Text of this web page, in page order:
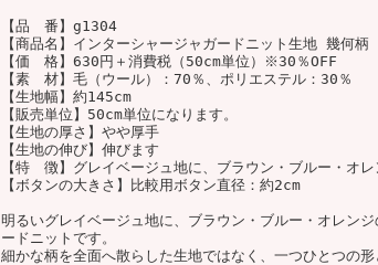
【品 番】g1304
【商品名】インターシャージャガードニット生地 幾何柄
【価 格】630円＋消費税（50cm単位）※30％OFF
【素 材】毛（ウール）：70％、ポリエステル：30％
【生地幅】約145cm
【販売単位】50cm単位になります。
【生地の厚さ】やや厚手
【生地の伸び】伸びます
【特 徴】グレイベージュ地に、ブラウン・ブルー・オ
【ボタンの大きさ】比較用ボタン直径：約2cm
明るいグレイベージュ地に、ブラウン・ブルー・オレン
ードニットです。
細かな柄を全面へ散らした生地ではなく、一つひとつの